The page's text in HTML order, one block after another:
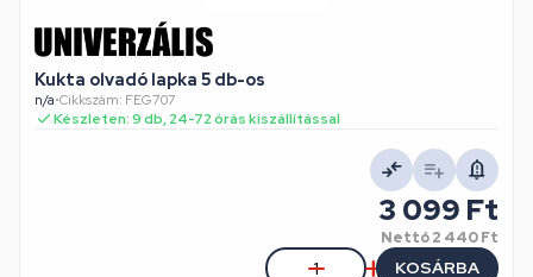
Kukta olvadó lapka 5 db-os
n/a•Cikkszám: FEG707
Készleten: 9 db, 24-72 órás kiszállítással
3 099 Ft
Nettó2 440 Ft
KOSÁRBA